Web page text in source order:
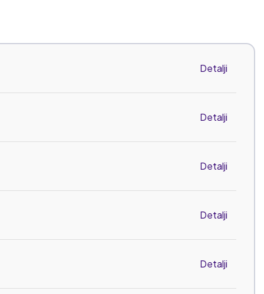
Detalji
Detalji
Detalji
Detalji
Detalji